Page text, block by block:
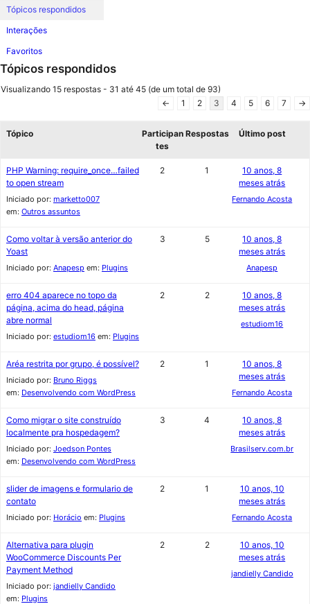
Tópicos respondidos
Interações
Favoritos
Tópicos respondidos
Visualizando 15 respostas - 31 até 45 (de um total de 93)
←
1 2 3 4 5 6 7 →
Tópico
Participan
tes
Respostas Último post
PHP Warning: require_once…failed
to open stream
Iniciado por: marketto007
em: Outros assuntos
2 1
10 anos, 8
meses atrás
Fernando Acosta
Como voltar à versão anterior do
Yoast
Iniciado por: Anapesp em: Plugins
3 5
10 anos, 8
meses atrás
Anapesp
erro 404 aparece no topo da
página, acima do head, página
abre normal
Iniciado por: estudiom16 em: Plugins
2 2
10 anos, 8
meses atrás
estudiom16
Aréa restrita por grupo, é possível?
Iniciado por: Bruno Riggs
em: Desenvolvendo com WordPress
2 1
10 anos, 8
meses atrás
Fernando Acosta
Como migrar o site construído
localmente pra hospedagem?
Iniciado por: Joedson Pontes
em: Desenvolvendo com WordPress
3 4
10 anos, 8
meses atrás
Brasilserv.com.br
slider de imagens e formulario de
contato
Iniciado por: Horácio em: Plugins
2 1
10 anos, 10
meses atrás
Fernando Acosta
Alternativa para plugin
WooCommerce Discounts Per
Payment Method
Iniciado por: jandielly Candido
em: Plugins
2 2
10 anos, 10
meses atrás
jandielly Candido